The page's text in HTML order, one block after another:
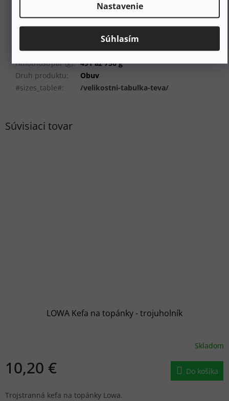
Nastavenie
Súhlasím
Súvisiaci tovar
LOWA Kefa na topánky - trojuholník
Skladom
10,20 € Do košíka
Trojstranná kefa na topánky Lowa.
Pohlavie
Výška topánky:
Nízka
Široké
Farba:
Šedá
Hmotnosť/pár (g): 491 až 750 g
Druh produktu:
Obuv
#sizes_table#: /velikostni-tabulka-teva/